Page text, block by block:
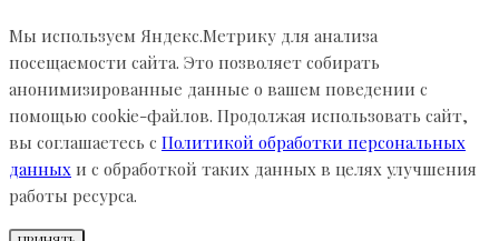
Мы используем Яндекс.Метрику для анализа
посещаемости сайта. Это позволяет собирать
анонимизированные данные о вашем поведении с
помощью cookie-файлов. Продолжая использовать сайт,
вы соглашаетесь с Политикой обработки персональных
данных и с обработкой таких данных в целях улучшения
работы ресурса.